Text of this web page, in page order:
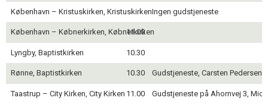
15.0:
Om
16.0:
Kontakt
København – Kristuskirken, KristuskirkenIngen gudstjeneste
København – Købnerkirken, Købnerkirken
11.00
Lyngby, Baptistkirken 10.30
Rønne, Baptistkirken 10.30 Gudstjeneste, Carsten Pedersen.
Taastrup – City Kirken, City Kirken 11.00 Gudstjeneste på Ahornvej 3,